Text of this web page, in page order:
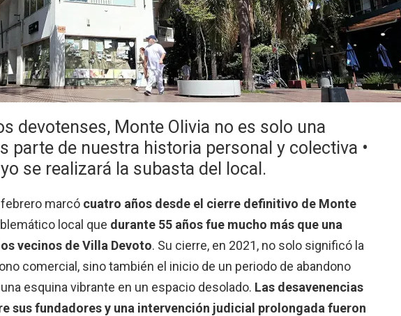
devotenses, Monte Olivia no es solo una
parte de nuestra historia personal y colectiva •
se realizará la subasta del local.
marcó cuatro años desde el cierre definitivo de Monte
local que durante 55 años fue mucho más que una
vecinos de Villa Devoto. Su cierre, en 2021, no solo significó la
comercial, sino también el inicio de un periodo de abandono
esquina vibrante en un espacio desolado. Las desavenencias
sus fundadores y una intervención judicial prolongada fueron